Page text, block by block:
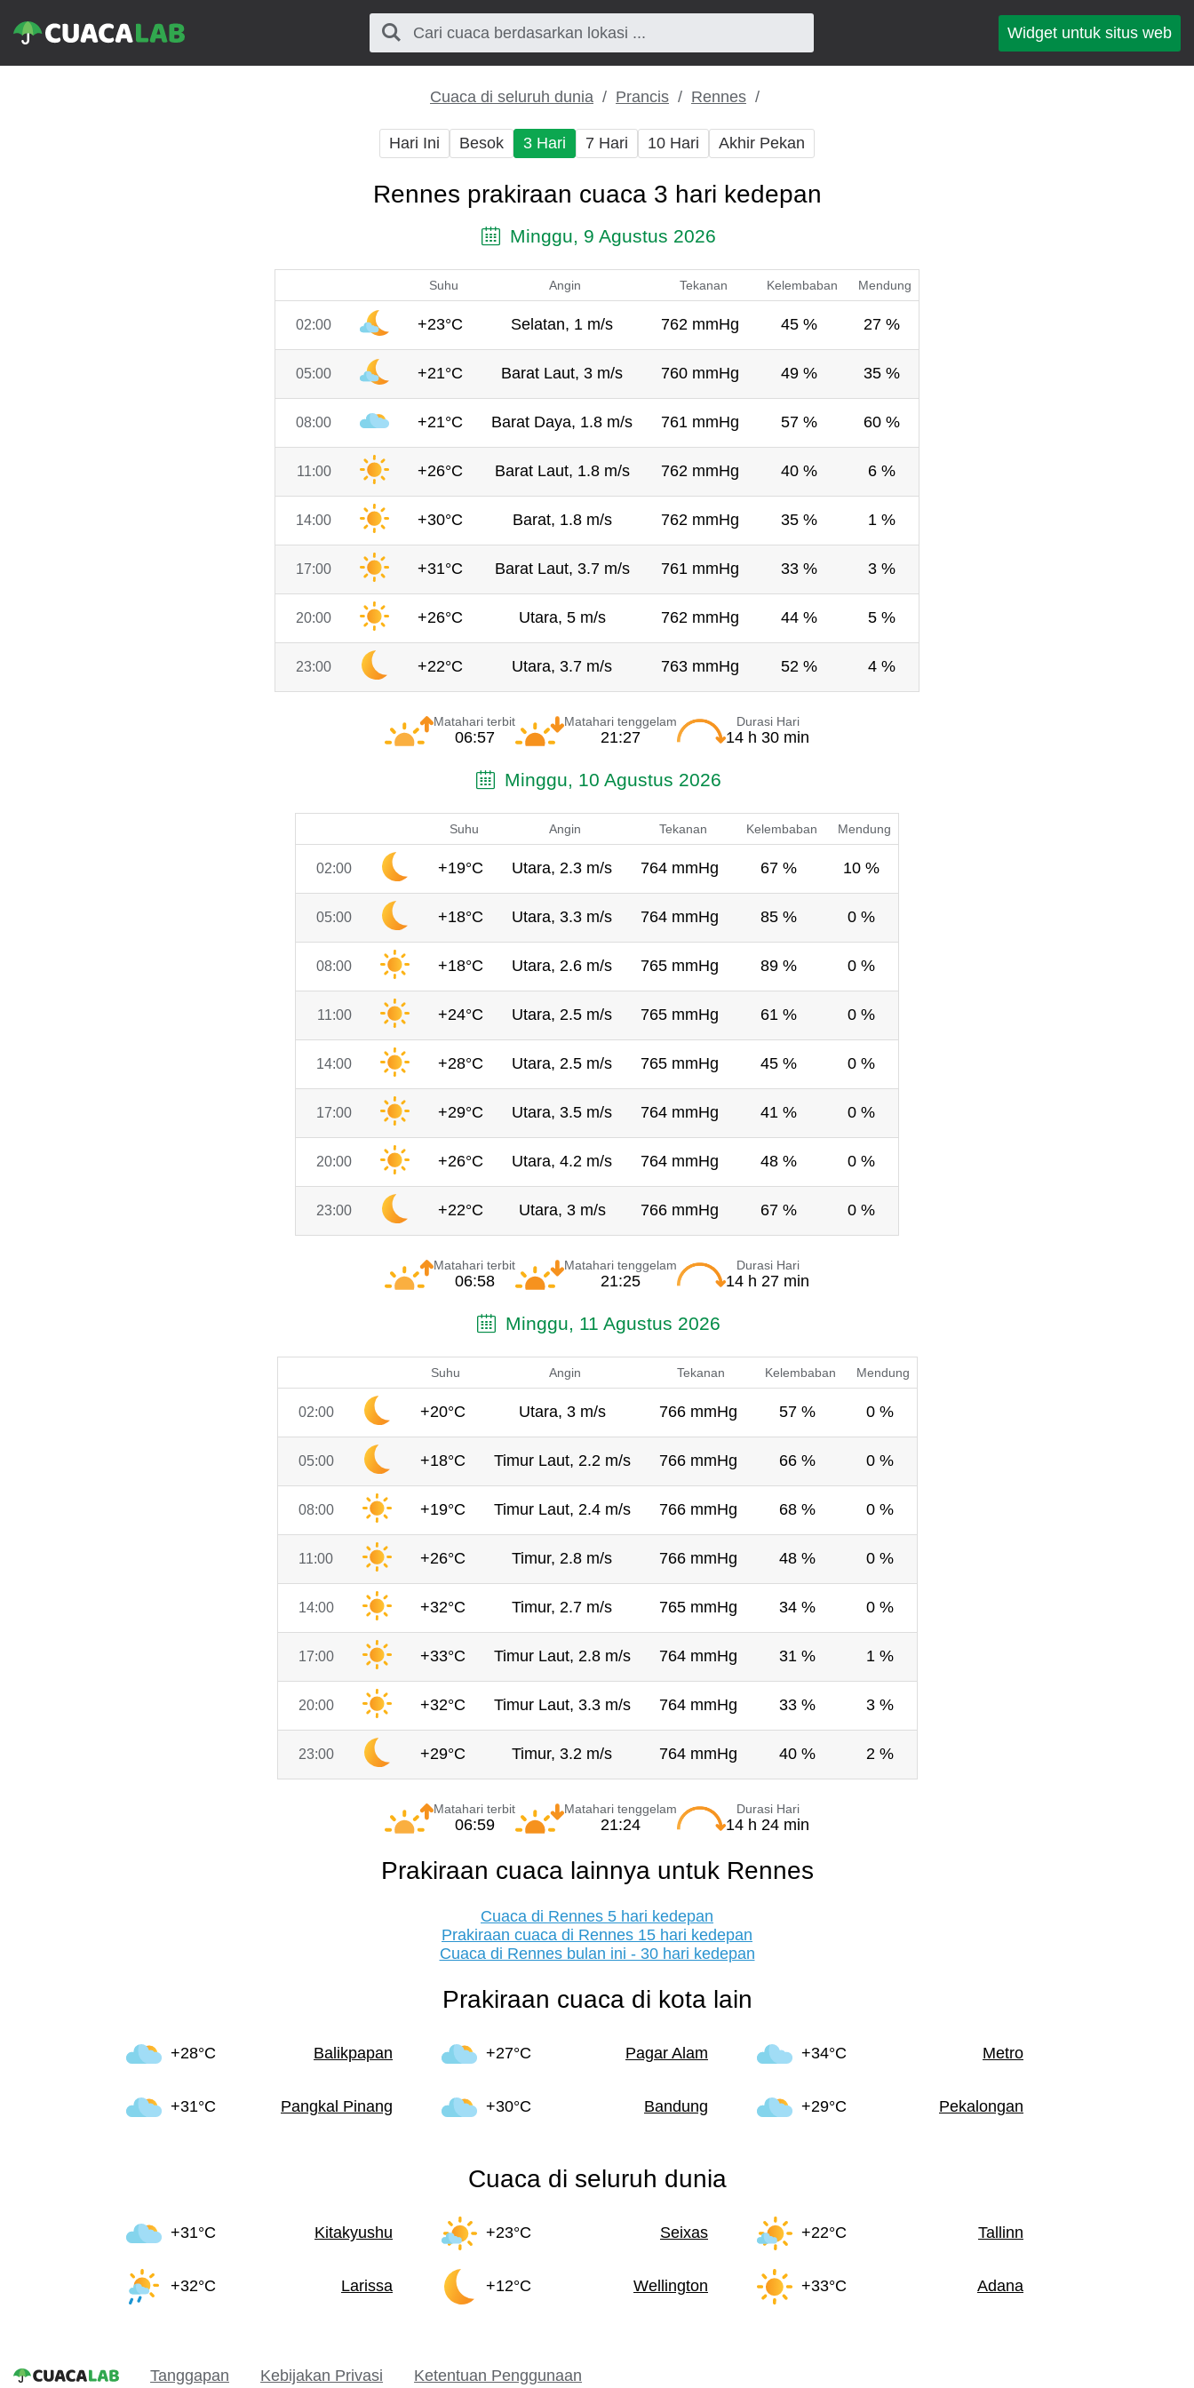
Widget untuk situs web
Cuaca di seluruh dunia Prancis Rennes
Hari Ini Besok 3 Hari 7 Hari 10 Hari Akhir Pekan
Rennes prakiraan cuaca 3 hari kedepan
Minggu, 9 Agustus 2026
Suhu Angin Tekanan Kelembaban Mendung
02:00 +23°C Selatan, 1 m/s 762 mmHg 45 % 27 %
05:00 +21°C Barat Laut, 3 m/s 760 mmHg 49 % 35 %
08:00 +21°C Barat Daya, 1.8 m/s 761 mmHg 57 % 60 %
11:00 +26°C Barat Laut, 1.8 m/s 762 mmHg 40 % 6 %
14:00 +30°C Barat, 1.8 m/s 762 mmHg 35 % 1 %
17:00 +31°C Barat Laut, 3.7 m/s 761 mmHg 33 % 3 %
20:00 +26°C Utara, 5 m/s 762 mmHg 44 % 5 %
23:00 +22°C Utara, 3.7 m/s 763 mmHg 52 % 4 %
Matahari terbit
06:57
Matahari tenggelam
21:27
Durasi Hari
14 h 30 min
Minggu, 10 Agustus 2026
Suhu Angin Tekanan Kelembaban Mendung
02:00 +19°C Utara, 2.3 m/s 764 mmHg 67 % 10 %
05:00 +18°C Utara, 3.3 m/s 764 mmHg 85 % 0 %
08:00 +18°C Utara, 2.6 m/s 765 mmHg 89 % 0 %
11:00 +24°C Utara, 2.5 m/s 765 mmHg 61 % 0 %
14:00 +28°C Utara, 2.5 m/s 765 mmHg 45 % 0 %
17:00 +29°C Utara, 3.5 m/s 764 mmHg 41 % 0 %
20:00 +26°C Utara, 4.2 m/s 764 mmHg 48 % 0 %
23:00 +22°C Utara, 3 m/s 766 mmHg 67 % 0 %
Matahari terbit
06:58
Matahari tenggelam
21:25
Durasi Hari
14 h 27 min
Minggu, 11 Agustus 2026
Suhu Angin Tekanan Kelembaban Mendung
02:00 +20°C Utara, 3 m/s 766 mmHg 57 % 0 %
05:00 +18°C Timur Laut, 2.2 m/s 766 mmHg 66 % 0 %
08:00 +19°C Timur Laut, 2.4 m/s 766 mmHg 68 % 0 %
11:00 +26°C Timur, 2.8 m/s 766 mmHg 48 % 0 %
14:00 +32°C Timur, 2.7 m/s 765 mmHg 34 % 0 %
17:00 +33°C Timur Laut, 2.8 m/s 764 mmHg 31 % 1 %
20:00 +32°C Timur Laut, 3.3 m/s 764 mmHg 33 % 3 %
23:00 +29°C Timur, 3.2 m/s 764 mmHg 40 % 2 %
Matahari terbit
06:59
Matahari tenggelam
21:24
Durasi Hari
14 h 24 min
Prakiraan cuaca lainnya untuk Rennes
Cuaca di Rennes 5 hari kedepan
Prakiraan cuaca di Rennes 15 hari kedepan
Cuaca di Rennes bulan ini - 30 hari kedepan
Prakiraan cuaca di kota lain
+28°C Balikpapan +27°C Pagar Alam +34°C Metro
+31°C Pangkal Pinang +30°C Bandung +29°C Pekalongan
Cuaca di seluruh dunia
+31°C Kitakyushu +23°C Seixas +22°C Tallinn
+32°C Larissa +12°C Wellington +33°C Adana
Tanggapan Kebijakan Privasi Ketentuan Penggunaan